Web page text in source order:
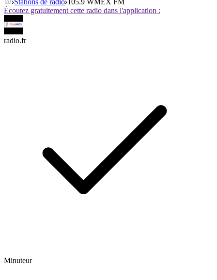
Stations de radio 105.9 WMEX FM
Écoutez gratuitement cette radio dans l'application :
radio.fr
Minuteur